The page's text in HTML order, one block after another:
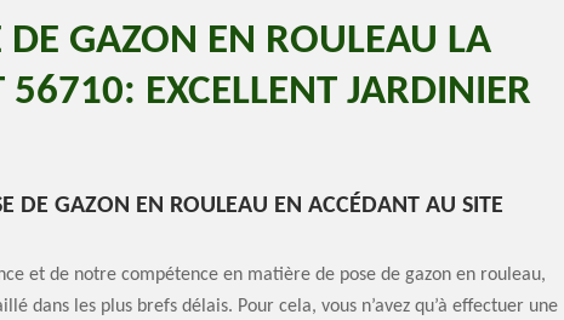
DE GAZON EN ROULEAU LA
EXCELLENT JARDINIER
DE GAZON EN ROULEAU EN ACCÉDANT AU SITE
et de notre compétence en matière de pose de gazon en rouleau,
dans les plus brefs délais. Pour cela, vous n’avez qu’à effectuer une